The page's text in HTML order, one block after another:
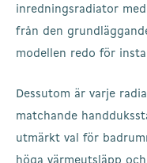
inredningsradiator
från den
modellen redo för
Dessutom är varje
matchande
utmärkt val för
höga värmeutsläpp